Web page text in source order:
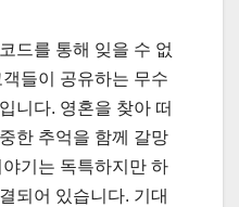
드를 통해 잊을 수 없
들이 공유하는 무수
니다. 영혼을 찾아 떠
한 추억을 함께 갈망
기는 독특하지만 하
되어 있습니다. 기대